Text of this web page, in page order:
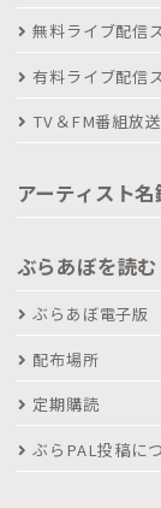
無料ライブ配信
有料ライブ配信
TV＆FM番組放
アーティスト名
ぶらあぼを読む
ぶらあぼ電子版
配布場所
定期購読
ぶらPAL投稿に